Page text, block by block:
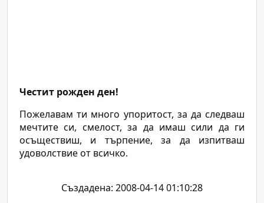
Честит рожден ден!
Пожелавам ти много упоритост, за да следваш
мечтите си, смелост, за да имаш сили да ги
осъществиш, и търпение, за да изпитваш
удоволствие от всичко.
Създадена: 2008-04-14 01:10:28